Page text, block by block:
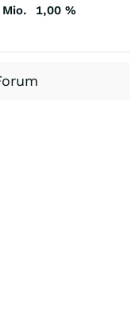
1,00 %